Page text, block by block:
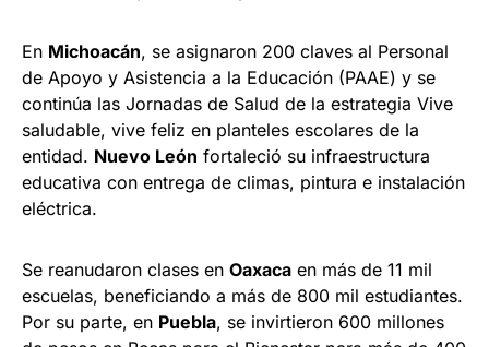
En Michoacán, se asignaron 200 claves al Personal
de Apoyo y Asistencia a la Educación (PAAE) y se
continúa las Jornadas de Salud de la estrategia Vive
saludable, vive feliz en planteles escolares de la
entidad. Nuevo León fortaleció su infraestructura
educativa con entrega de climas, pintura e instalación
eléctrica.
Se reanudaron clases en Oaxaca en más de 11 mil
escuelas, beneficiando a más de 800 mil estudiantes.
Por su parte, en Puebla, se invirtieron 600 millones